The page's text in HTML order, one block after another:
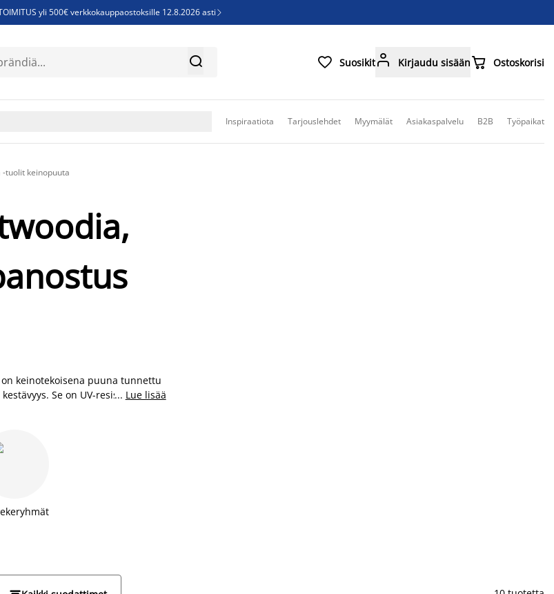
yli 500€ verkkokauppaostoksille 12.8.2026 asti 
Sijauspatjoja - Säästä jopa 60%   Suosikit Kirjaudu sisään Ostoskorisi
Inspiraatiota Tarjouslehdet Myymälät Asiakaspalvelu B2B Työpaikat
-tuolit keinopuuta
keinotekoisena puuna tunnettu
Se on UV-resistentti ja
... Lue lisää